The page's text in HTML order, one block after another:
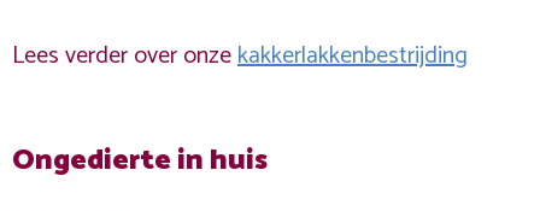
Lees verder over onzekakkerlakkenbestrijding
Ongedierte in huis